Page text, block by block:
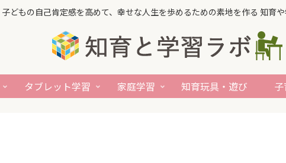
子どもの自己肯定感を高めて、幸せな人生を歩めるための素地を作る 知育や
タブレット学習 家庭学習 知育玩具・遊び